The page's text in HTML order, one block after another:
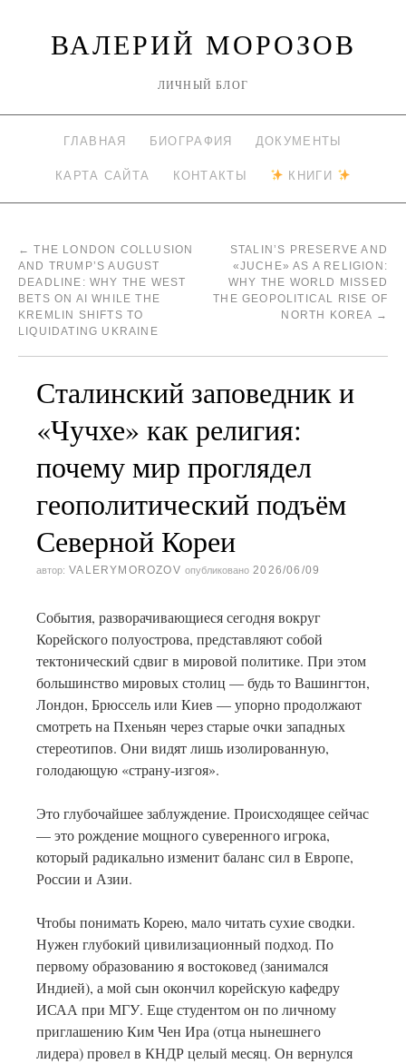
ВАЛЕРИЙ МОРОЗОВ
ЛИЧНЫЙ БЛОГ
ГЛАВНАЯ БИОГРАФИЯ ДОКУМЕНТЫ
КАРТА САЙТА КОНТАКТЫ КНИГИ
← THE LONDON COLLUSION
AND TRUMP’S AUGUST
DEADLINE: WHY THE WEST
BETS ON AI WHILE THE
KREMLIN SHIFTS TO
LIQUIDATING UKRAINE
STALIN’S PRESERVE AND
«JUCHE» AS A RELIGION:
WHY THE WORLD MISSED
THE GEOPOLITICAL RISE OF
NORTH KOREA →
Сталинский заповедник и
«Чучхе» как религия:
почему мир проглядел
геополитический подъём
Северной Кореи
автор: VALERYMOROZOV опубликовано 2026/06/09
События, разворачивающиеся сегодня вокруг
Корейского полуострова, представляют собой
тектонический сдвиг в мировой политике. При этом
большинство мировых столиц — будь то Вашингтон,
Лондон, Брюссель или Киев — упорно продолжают
смотреть на Пхеньян через старые очки западных
стереотипов. Они видят лишь изолированную,
голодающую «страну-изгоя».
Это глубочайшее заблуждение. Происходящее сейчас
— это рождение мощного суверенного игрока,
который радикально изменит баланс сил в Европе,
России и Азии.
Чтобы понимать Корею, мало читать сухие сводки.
Нужен глубокий цивилизационный подход. По
первому образованию я востоковед (занимался
Индией), а мой сын окончил корейскую кафедру
ИСАА при МГУ. Еще студентом он по личному
приглашению Ким Чен Ира (отца нынешнего
лидера) провел в КНДР целый месяц. Он вернулся